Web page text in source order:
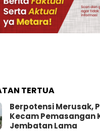
TERTUA
Berpotensi Merusak,
Kecam Pemasangan
Jembatan Lama